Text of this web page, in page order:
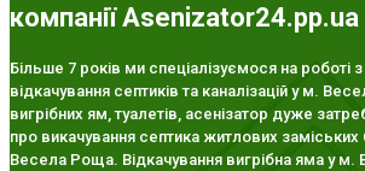
компанії Asenizator24.pp.ua
Більше 7 років ми спеціалізуємося на роботі
відкачування септиків та каналізацій у м.
вигрібних ям, туалетів, асенізатор дуже
про викачування септика житлових заміських
Весела Роща. Відкачування вигрібна яма у